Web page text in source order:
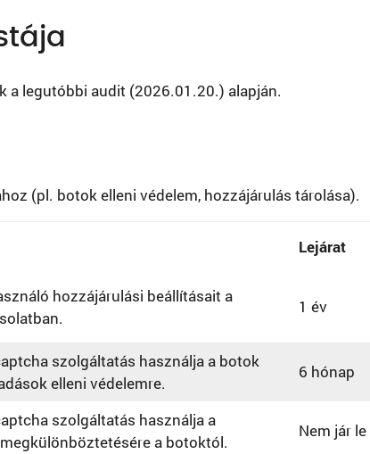
a legutóbbi audit (2026.01.20.) alapján.
(pl. botok elleni védelem, hozzájárulás tárolása).
Lejárat
hozzájárulási beállításait a
1 év
szolgáltatás használja a botok
elleni védelemre.
6 hónap
szolgáltatás használja a
a botoktól.
Nem jár le